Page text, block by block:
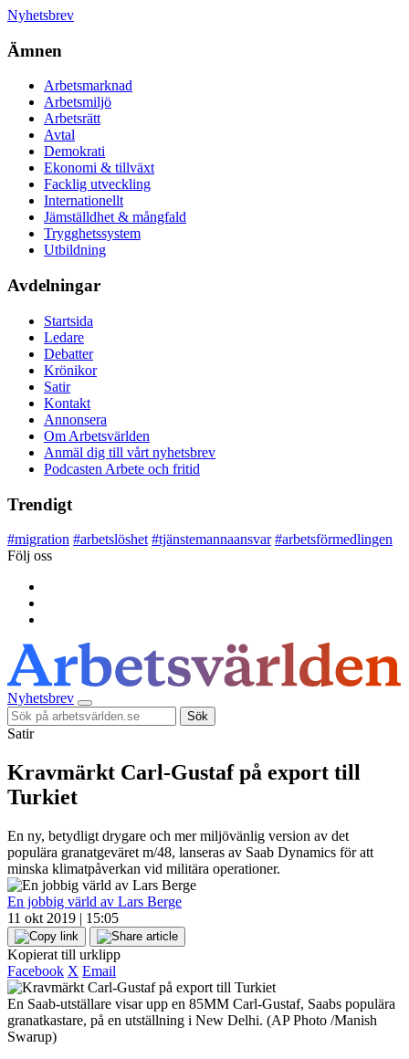
Nyhetsbrev
Ämnen
Arbetsmarknad
Arbetsmiljö
Arbetsrätt
Avtal
Demokrati
Ekonomi & tillväxt
Facklig utveckling
Internationellt
Jämställdhet & mångfald
Trygghetssystem
Utbildning
Avdelningar
Startsida
Ledare
Debatter
Krönikor
Satir
Kontakt
Annonsera
Om Arbetsvärlden
Anmäl dig till vårt nyhetsbrev
Podcasten Arbete och fritid
Trendigt
#migration #arbetslöshet #tjänstemannaansvar #arbetsförmedlingen
Följ oss
Nyhetsbrev
Sök
Satir
Kravmärkt Carl-Gustaf på export till
Turkiet
En ny, betydligt drygare och mer miljövänlig version av det
populära granatgeväret m/48, lanseras av Saab Dynamics för att
minska klimatpåverkan vid militära operationer.
En jobbig värld av Lars Berge
11 okt 2019 | 15:05
Kopierat till urklipp
Facebook X Email
En Saab-utställare visar upp en 85MM Carl-Gustaf, Saabs populära
granatkastare, på en utställning i New Delhi. (AP Photo /Manish
Swarup)